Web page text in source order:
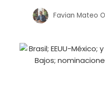
Favian Mateo